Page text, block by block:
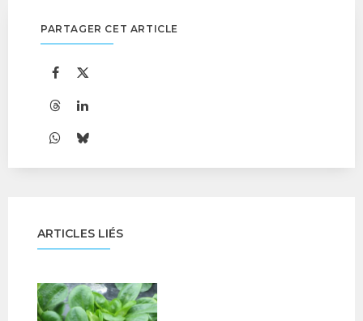
PARTAGER CET ARTICLE
ARTICLES LIÉS